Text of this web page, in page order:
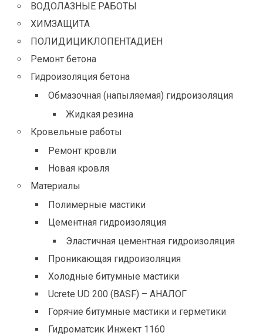
ВОДОЛАЗНЫЕ РАБОТЫ
ХИМЗАЩИТА
ПОЛИДИЦИКЛОПЕНТАДИЕН
Ремонт бетона
Гидроизоляция бетона
Обмазочная (напыляемая) гидроизоляция
Жидкая резина
Кровельные работы
Ремонт кровли
Новая кровля
Материалы
Полимерные мастики
Цементная гидроизоляция
Эластичная цементная гидроизоляция
Проникающая гидроизоляция
Холодные битумные мастики
Ucrete UD 200 (BASF) – АНАЛОГ
Горячие битумные мастики и герметики
Гидроматсик Инжект 1160